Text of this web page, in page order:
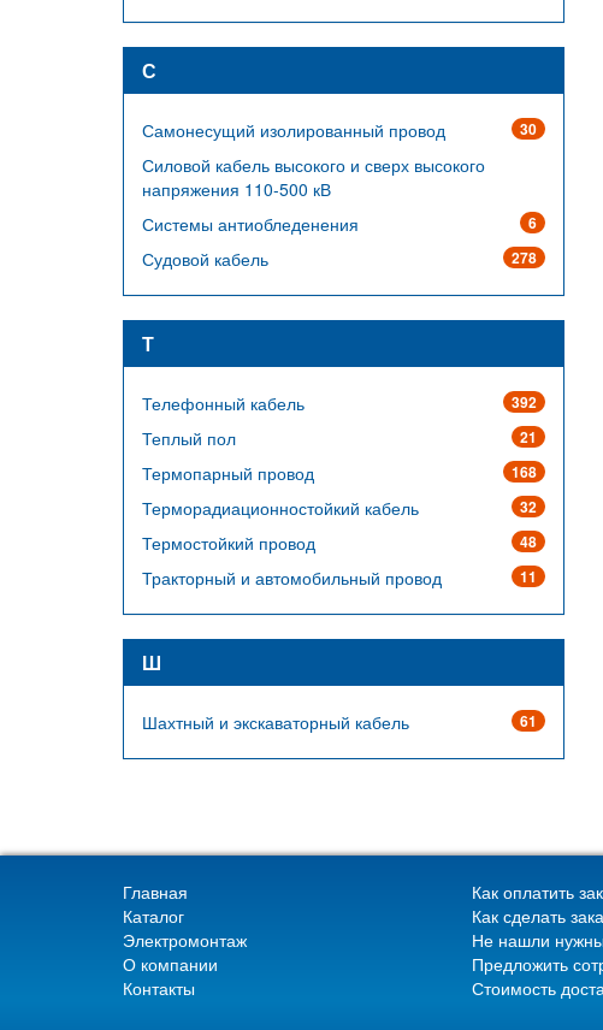
С
30
Самонесущий изолированный провод
Силовой кабель высокого и сверх высокого
напряжения 110-500 кВ
6
Системы антиобледенения
278
Судовой кабель
Т
392
Телефонный кабель
21
Теплый пол
168
Термопарный провод
32
Терморадиационностойкий кабель
48
Термостойкий провод
11
Тракторный и автомобильный провод
Ш
61
Шахтный и экскаваторный кабель
Главная
Каталог
Электромонтаж
О компании
Контакты
Как оплатить
Как сделать
Не нашли
Предложить
Стоимость